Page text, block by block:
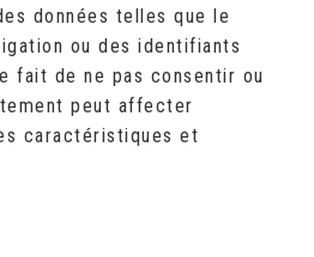
données telles que le
ou des identifiants
fait de ne pas consentir ou
peut affecter
caractéristiques et
12 13 14 15
16
19 20 21 22 23
26 27 28 29 30